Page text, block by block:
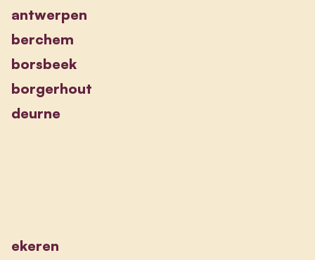
antwerpen
berchem
borsbeek
borgerhout
deurne
ekeren